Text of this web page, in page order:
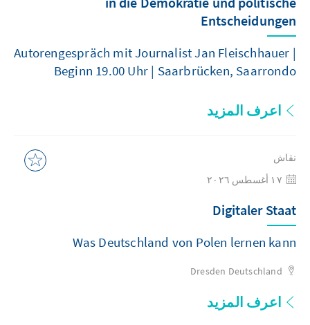
Entscheidungen
Autorengespräch mit Journalist Jan Fleischhauer |
Beginn 19.00 Uhr | Saarbrücken, Saarrondo
اعرف المزيد
نقاش
Digitaler Staat
Was Deutschland von Polen lernen kann
Dresden Deutschland
اعرف المزيد